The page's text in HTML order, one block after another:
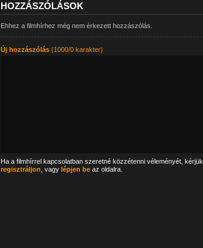
HOZZÁSZÓLÁSOK
Ehhez a filmhírhez még nem érkezett hozzászólás.
Új hozzászólás(1000/0 karakter)
Ha a filmhírrel kapcsolatban szeretné közzétenni véleményét, kérjük,
regisztráljon , vagy lépjen beaz oldalra.